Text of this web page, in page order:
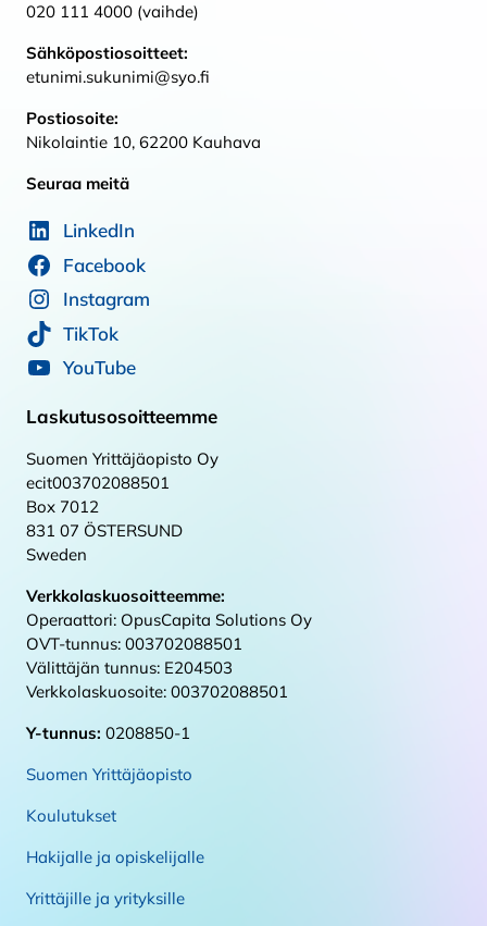
020 111 4000 (vaihde)
Sähköpostiosoitteet:
etunimi.sukunimi@syo.fi
Postiosoite:
Nikolaintie 10, 62200 Kauhava
Seuraa meitä
LinkedIn
Facebook
Instagram
TikTok
YouTube
Laskutusosoitteemme
Suomen Yrittäjäopisto Oy
ecit003702088501
Box 7012
831 07 ÖSTERSUND
Sweden
Verkkolaskuosoitteemme:
Operaattori: OpusCapita Solutions Oy
OVT-tunnus: 003702088501
Välittäjän tunnus: E204503
Verkkolaskuosoite: 003702088501
Y-tunnus: 0208850-1
Suomen Yrittäjäopisto
Koulutukset
Hakijalle ja opiskelijalle
Yrittäjille ja yrityksille